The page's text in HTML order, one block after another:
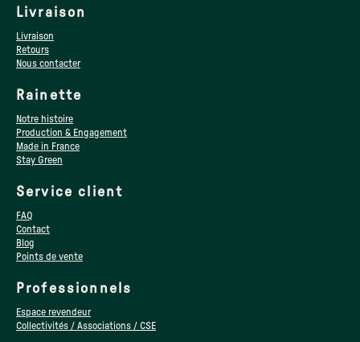
Livraison
Livraison
Retours
Nous contacter
Rainette
Notre histoire
Production & Engagement
Made in France
Stay Green
Service client
FAQ
Contact
Blog
Points de vente
Professionnels
Espace revendeur
Collectivités / Associations / CSE